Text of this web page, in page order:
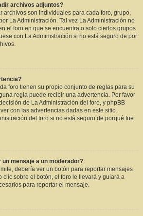
archivos adjuntos?
archivos son individuales para cada foro, grupo,
La Administración. Tal vez La Administración no
el foro en que se encuentra o solo ciertos grupos
con La Administración si no está seguro de por
foro tienen su propio conjunto de reglas para su
regla puede recibir una advertencia. Por favor
de La Administración del foro, y phpBB
con las advertencias dadas en este sitio.
del foro si no está seguro de porqué fue
mensaje a un moderador?
debería ver un botón para reportar mensajes
clic sobre el botón, el foro le llevará y guiará a
para reportar el mensaje.